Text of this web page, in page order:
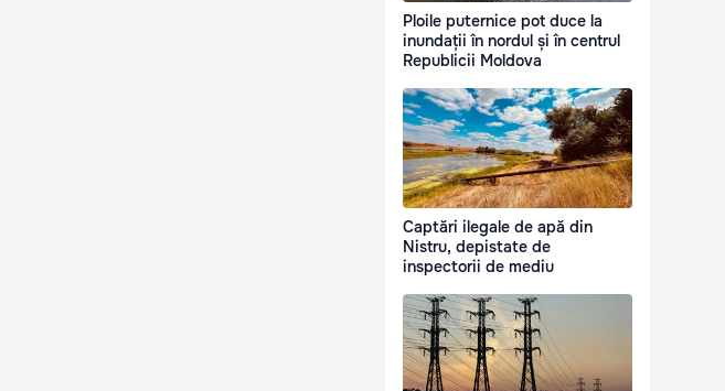
Ploile puternice pot duce la
inundații în nordul și în centrul
Republicii Moldova
Captări ilegale de apă din
Nistru, depistate de
inspectorii de mediu